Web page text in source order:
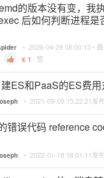
的版本没有变，我
后如何判断进程是
• 2026-04-29 08:00:13 •
1 · 赞
ES和PaaS的ES费用
• 2021-09-09 15:22:21发
错误代码 reference
• 2022-01-18 18:01:11发